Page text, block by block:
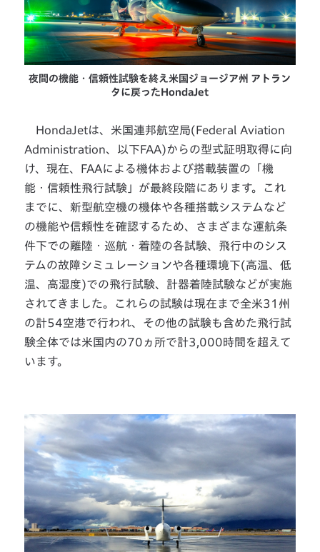
夜間の機能・信頼性試験を終え米国ジョージア州 アトラン
タに戻ったHondaJet
HondaJetは、米国連邦航空局(Federal Aviation
Administration、以下FAA)からの型式証明取得に向
け、現在、FAAによる機体および搭載装置の「機
能・信頼性飛行試験」が最終段階にあります。これ
までに、新型航空機の機体や各種搭載システムなど
の機能や信頼性を確認するため、さまざまな運航条
件下での離陸・巡航・着陸の各試験、飛行中のシス
テムの故障シミュレーションや各種環境下(高温、低
温、高湿度)での飛行試験、計器着陸試験などが実施
されてきました。これらの試験は現在まで全米31州
の計54空港で行われ、その他の試験も含めた飛行試
験全体では米国内の70ヵ所で計3,000時間を超えて
います。